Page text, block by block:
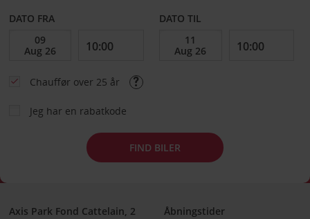
DATO FRA DATO TIL
Chauffør over 25 år
Jeg har en rabatkode
FIND BILER
Axis Park Fond Cattelain, 2
Åbningstider